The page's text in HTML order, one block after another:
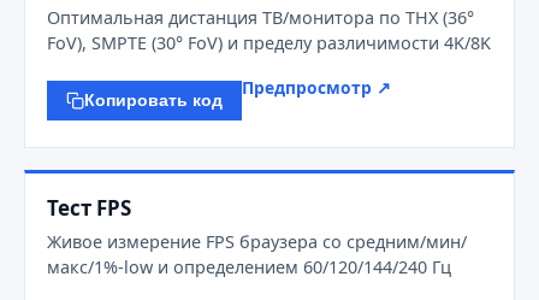
Оптимальная дистанция ТВ/монитора по THX (36°
FoV), SMPTE (30° FoV) и пределу различимости 4K/8K
Копировать код
Предпросмотр ↗
Тест FPS
Живое измерение FPS браузера со средним/мин/
макс/1%-low и определением 60/120/144/240 Гц